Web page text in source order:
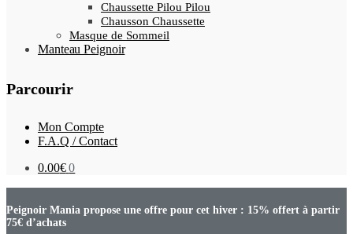
Chaussette Pilou Pilou
Chausson Chaussette
Masque de Sommeil
Manteau Peignoir
Parcourir
Mon Compte
F.A.Q / Contact
0.00€ 0
Peignoir Mania propose une offre pour cet hiver : 15% offert à partir
75€ d’achats